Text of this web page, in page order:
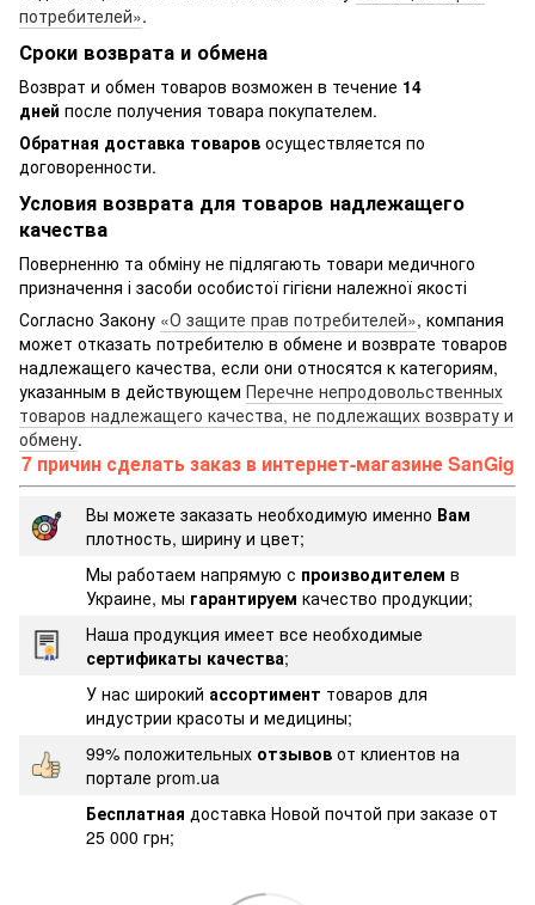
потребителей».
Сроки возврата и обмена
Возврат и обмен товаров возможен в течение 14
дней после получения товара покупателем.
Обратная доставка товаров осуществляется по
договоренности.
Условия возврата для товаров надлежащего
качества
Поверненню та обміну не підлягають товари медичного
призначення і засоби особистої гігієни належної якості
Согласно Закону «О защите прав потребителей», компания
может отказать потребителю в обмене и возврате товаров
надлежащего качества, если они относятся к категориям,
указанным в действующем Перечне непродовольственных
товаров надлежащего качества, не подлежащих возврату и
обмену.
7 причин сделать заказ в интернет-магазине SanGig
Вы можете заказать необходимую именно Вам
плотность, ширину и цвет;
Мы работаем напрямую с производителем в
Украине, мы гарантируем качество продукции;
Наша продукция имеет все необходимые
сертификаты качества;
У нас широкий ассортимент товаров для
индустрии красоты и медицины;
99% положительных отзывов от клиентов на
портале prom.ua
Бесплатная доставка Новой почтой при заказе от
25 000 грн;